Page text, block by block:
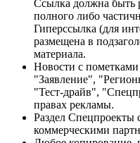
Ссылка должна быть
полного либо
Гиперссылка (для
размещена в
материала.
Новости с
"Заявление",
"Тест-драйв",
правах рекламы.
Раздел Спецпроекты
коммерческими